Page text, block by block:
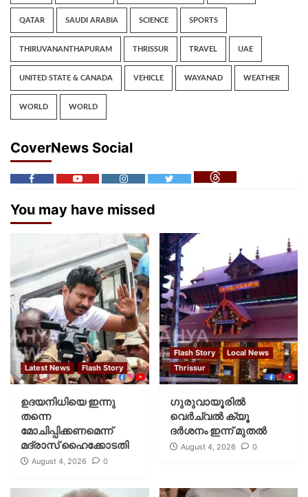
QATAR SAUDI ARABIA SCIENCE SPORTS
THIRUVANANTHAPURAM THRISSUR TRAVEL UAE
UNITED STATE & CANADA VEHICLE WAYANAD WEATHER
WORLD WORLD
CoverNews Social
You may have missed
Latest News Flash Story
ഉദയനിധിയെ ഇന്നു
തന്നെ
മോചിപ്പിക്കണമെന്ന്
മദ്രാസ് ഹൈക്കോടതി
August 4, 2026 0
Flash Story
Local News
Thrissur
ഗുരുവായൂരില്‍
വെര്‍ച്വല്‍ ക്യൂ
ദര്‍ശനം ഇന്ന് മുതല്‍
August 4, 2026 0